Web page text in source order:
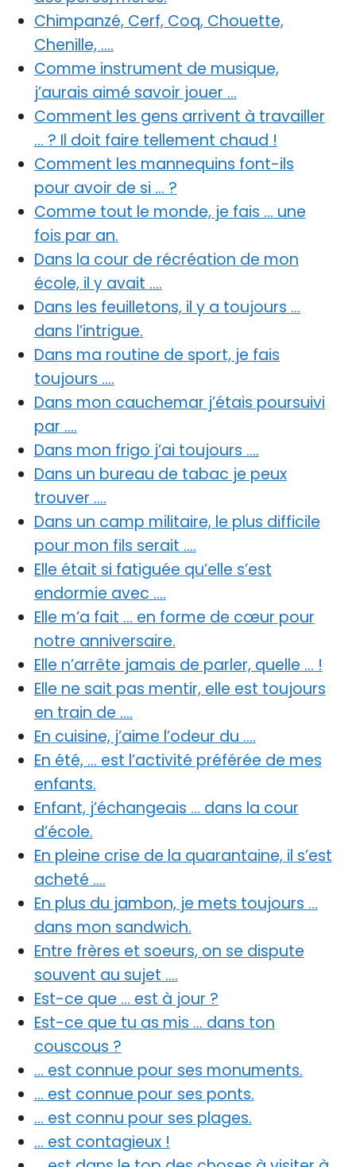
Chimpanzé, Cerf, Coq, Chouette,
Chenille, ….
Comme instrument de musique,
j’aurais aimé savoir jouer …
Comment les gens arrivent à travailler
… ? Il doit faire tellement chaud !
Comment les mannequins font-ils
pour avoir de si … ?
Comme tout le monde, je fais … une
fois par an.
Dans la cour de récréation de mon
école, il y avait ….
Dans les feuilletons, il y a toujours …
dans l’intrigue.
Dans ma routine de sport, je fais
toujours ….
Dans mon cauchemar j’étais poursuivi
par ….
Dans mon frigo j’ai toujours ….
Dans un bureau de tabac je peux
trouver ….
Dans un camp militaire, le plus difficile
pour mon fils serait ….
Elle était si fatiguée qu’elle s’est
endormie avec ….
Elle m’a fait … en forme de cœur pour
notre anniversaire.
Elle n’arrête jamais de parler, quelle … !
Elle ne sait pas mentir, elle est toujours
en train de ….
En cuisine, j’aime l’odeur du ….
En été, … est l’activité préférée de mes
enfants.
Enfant, j’échangeais … dans la cour
d’école.
En pleine crise de la quarantaine, il s’est
acheté ….
En plus du jambon, je mets toujours …
dans mon sandwich.
Entre frères et soeurs, on se dispute
souvent au sujet ….
Est-ce que … est à jour ?
Est-ce que tu as mis … dans ton
couscous ?
… est connue pour ses monuments.
… est connue pour ses ponts.
… est connu pour ses plages.
… est contagieux !